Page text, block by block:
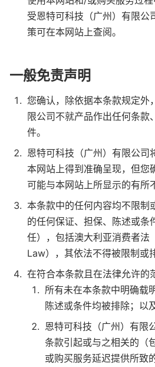
受恩特可科技（广州）有限公
策可在本网站上查阅。
一般免责声明
您确认，除依据本条款规定外
限公司不就产品作出任何条款
件。
恩特可科技（广州）有限公司
本网站上得到准确呈现，但您
可能与本网站上所显示的有所
本条款中的任何内容均不限制
的任何保证、担保、陈述或条
任），包括澳大利亚消费者
Law），其依法不得被限制或
在符合本条款且在法律允许的
所有未在本条款中明确载
陈述或条件均被排除；以
恩特可科技（广州）有限
条款引起或与之相关的（
或购买服务延迟提供所致